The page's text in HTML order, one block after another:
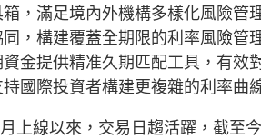
，滿足境內外機構多樣化風險管
，構建覆蓋全期限的利率風險管
金提供精准久期匹配工具，有效
國際投資者構建更複雜的利率曲
上線以來，交易日趨活躍，截至